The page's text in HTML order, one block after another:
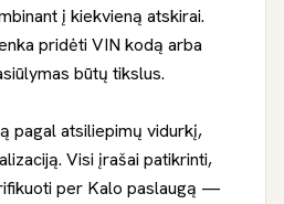
į kiekvieną atskirai.
pridėti VIN kodą arba
būtų tikslus.
pagal atsiliepimų vidurkį,
Visi įrašai patikrinti,
per Kalo paslaugą —